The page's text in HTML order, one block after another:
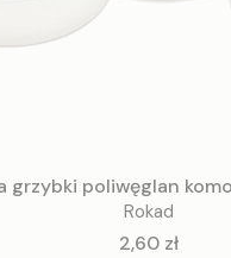
grzybki poliwęglan
Rokad
Cena
2,60 zł